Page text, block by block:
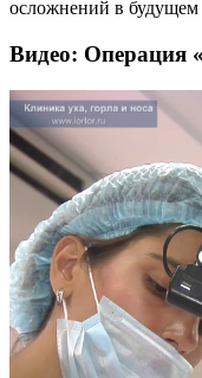
осложнений в будущем
Видео: Операция